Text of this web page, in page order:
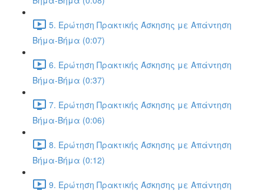
5. Ερώτηση Πρακτικής Άσκησης με Απάντηση
Βήμα-Βήμα (0:07)
6. Ερώτηση Πρακτικής Άσκησης με Απάντηση
Βήμα-Βήμα (0:37)
7. Ερώτηση Πρακτικής Άσκησης με Απάντηση
Βήμα-Βήμα (0:06)
8. Ερώτηση Πρακτικής Άσκησης με Απάντηση
Βήμα-Βήμα (0:12)
9. Ερώτηση Πρακτικής Άσκησης με Απάντηση